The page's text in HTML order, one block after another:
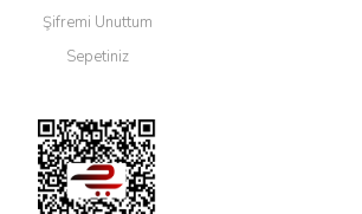
Şifremi Unuttum
Sepetiniz